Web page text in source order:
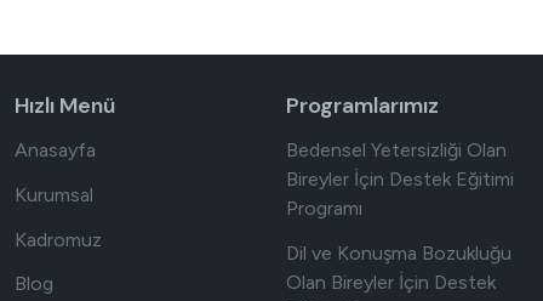
Hızlı Menü
Anasayfa
Kurumsal
Kadromuz
Blog
Programlarımız
Bedensel Yetersizliği Olan
Bireyler İçin Destek Eğitimi
Programı
Dil ve Konuşma Bozukluğu
Olan Bireyler İçin Destek